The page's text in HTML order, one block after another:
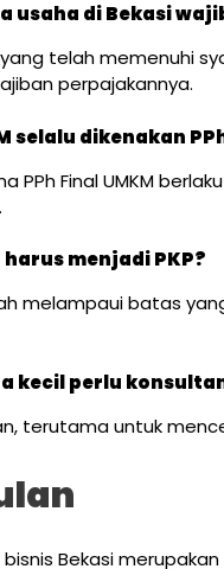
usaha di Bekasi
telah memenuhi
perpajakannya.
selalu dikenakan
PPh Final UMKM
menjadi PKP?
melampaui batas
kecil perlu
terutama untuk
Bekasi